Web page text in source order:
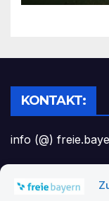
KONTAKT:
info (@)